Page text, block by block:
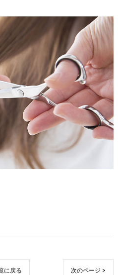
に戻る 次のページ >